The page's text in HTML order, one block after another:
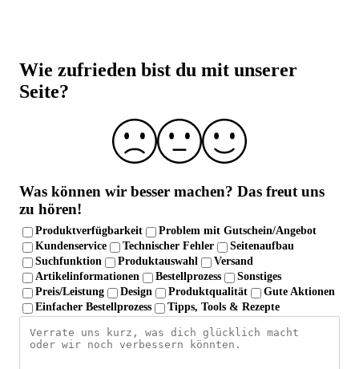
Wie zufrieden bist du mit unserer
Seite?
Was können wir besser machen? Das freut uns
zu hören!
Produktverfügbarkeit
Problem mit Gutschein/Angebot
Kundenservice
Technischer Fehler
Seitenaufbau
Suchfunktion
Produktauswahl
Versand
Artikelinformationen
Bestellprozess
Sonstiges
Preis/Leistung
Design Produktqualität
Gute Aktionen
Einfacher Bestellprozess
Tipps, Tools & Rezepte